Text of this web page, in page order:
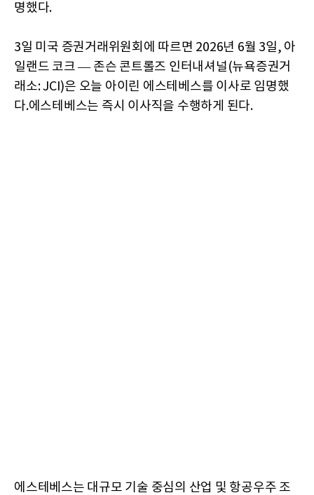
명했다.
3일 미국 증권거래위원회에 따르면 2026년 6월 3일, 아
일랜드 코크 — 존슨 콘트롤즈 인터내셔널(뉴욕증권거
래소: JCI)은 오늘 아이린 에스테베스를 이사로 임명했
다.에스테베스는 즉시 이사직을 수행하게 된다.
에스테베스는 대규모 기술 중심의 산업 및 항공우주 조